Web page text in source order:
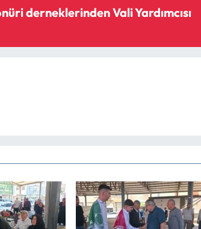
derneklerinden Vali Yardımcısı